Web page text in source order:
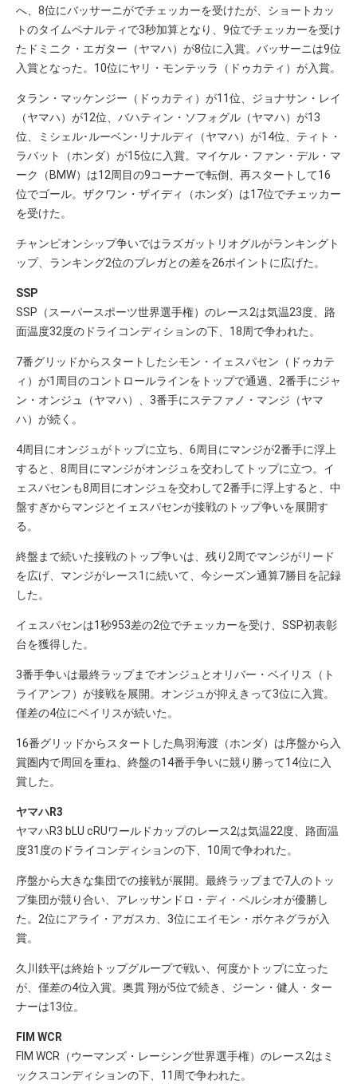
へ、8位にバッサーニがでチェッカーを受けたが、ショートカッ
トのタイムペナルティで3秒加算となり、9位でチェッカーを受け
たドミニク・エガター（ヤマハ）が8位に入賞。バッサーニは9位
入賞となった。10位にヤリ・モンテッラ（ドゥカティ）が入賞。
タラン・マッケンジー（ドゥカティ）が11位、ジョナサン・レイ
（ヤマハ）が12位、バハティン・ソフォグル（ヤマハ）が13
位、ミシェル･ルーベン･リナルディ（ヤマハ）が14位、ティト・
ラバット（ホンダ）が15位に入賞。マイケル・ファン・デル・マ
ーク（BMW）は12周目の9コーナーで転倒、再スタートして16
位でゴール。ザクワン・ザイディ（ホンダ）は17位でチェッカー
を受けた。
チャンピオンシップ争いではラズガットリオグルがランキングト
ップ、ランキング2位のブレガとの差を26ポイントに広げた。
SSP
SSP（スーパースポーツ世界選手権）のレース2は気温23度、路
面温度32度のドライコンディションの下、18周で争われた。
7番グリッドからスタートしたシモン・イェスパセン（ドゥカテ
ィ）が1周目のコントロールラインをトップで通過、2番手にジャ
ン・オンジュ（ヤマハ）、3番手にステファノ・マンジ（ヤマ
ハ）が続く。
4周目にオンジュがトップに立ち、6周目にマンジが2番手に浮上
すると、8周目にマンジがオンジュを交わしてトップに立つ。イ
ェスパセンも8周目にオンジュを交わして2番手に浮上すると、中
盤すぎからマンジとイェスパセンが接戦のトップ争いを展開す
る。
終盤まで続いた接戦のトップ争いは、残り2周でマンジがリード
を広げ、マンジがレース1に続いて、今シーズン通算7勝目を記録
した。
イェスパセンは1秒953差の2位でチェッカーを受け、SSP初表彰
台を獲得した。
3番手争いは最終ラップまでオンジュとオリバー・ベイリス（ト
ライアンフ）が接戦を展開。オンジュが抑えきって3位に入賞。
僅差の4位にベイリスが続いた。
16番グリッドからスタートした鳥羽海渡（ホンダ）は序盤から入
賞圏内で周回を重ね、終盤の14番手争いに競り勝って14位に入
賞した。
ヤマハR3
ヤマハR3 bLU cRUワールドカップのレース2は気温22度、路面温
度31度のドライコンディションの下、10周で争われた。
序盤から大きな集団での接戦が展開。最終ラップまで7人のトッ
プ集団が競り合い、アレッサンドロ・ディ・ペルシオが優勝し
た。2位にアライ・アガスカ、3位にエイモン・ボケネグラが入
賞。
久川鉄平は終始トップグループで戦い、何度かトップに立った
が、僅差の4位入賞。奥貫 翔が5位で続き、ジーン・健人・ター
ナーは13位。
FIM WCR
FIM WCR（ウーマンズ・レーシング世界選手権）のレース2はミ
ックスコンディションの下、11周で争われた。